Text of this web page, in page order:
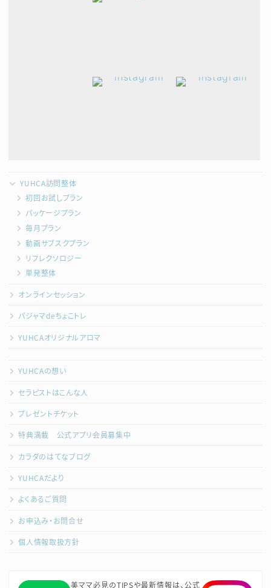
YUHCA訪問整体
初回お試しプラン
パッケージプラン
毎月プラン
動画サブスクプラン
リフレクソロジー
単発整体
オンラインセッション
パジャマdeちょこトレ
YUHCAオリジナルアロマ
YUHCAの想い
セラピストはこんな人
プレゼントチケット
特典満載 公式アプリ会員募集中
カラダのはてなブログ
YUHCAだより
よくあるご質問
お申込み・お問合せ
個人情報取扱方針
美ママ必見のTIPSや最新情報は、公式